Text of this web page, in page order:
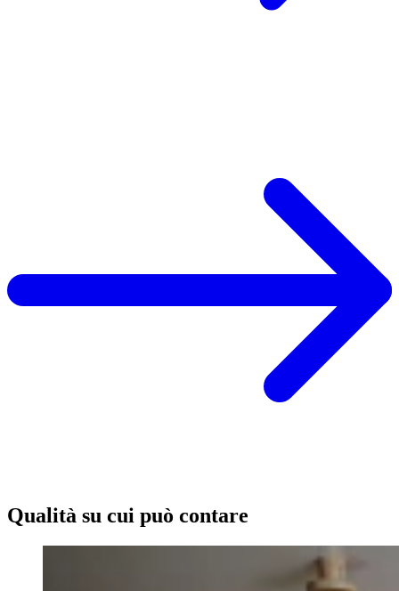
Qualità su cui può contare